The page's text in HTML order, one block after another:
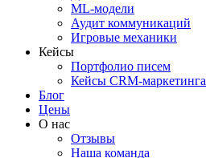
ML-модели
Аудит коммуникаций
Игровые механики
Кейсы
Портфолио писем
Кейсы CRM-маркетинга
Блог
Цены
О нас
Отзывы
Наша команда